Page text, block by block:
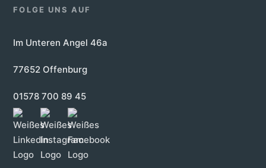
FOLGE UNS AUF
Im Unteren Angel 46a
77652 Offenburg
01578 700 89 45